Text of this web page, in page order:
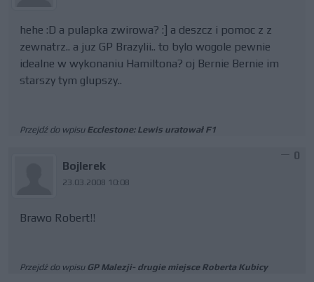
hehe :D a pulapka zwirowa? :] a deszcz i pomoc z z
zewnatrz.. a juz GP Brazylii.. to bylo wogole pewnie
idealne w wykonaniu Hamiltona? oj Bernie Bernie im
starszy tym glupszy..
Przejdź do wpisu Ecclestone: Lewis uratował F1
Bojlerek
23.03.2008 10:08
0
Brawo Robert!!
Przejdź do wpisu GP Malezji- drugie miejsce Roberta Kubicy